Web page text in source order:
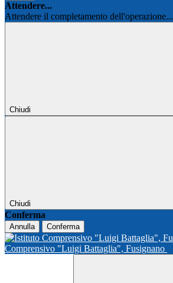
Attendere...
Attendere il completamento dell'operazione...
Chiudi
Chiudi
Conferma
Annulla Conferma
Comprensivo "Luigi Battaglia", Fusignano